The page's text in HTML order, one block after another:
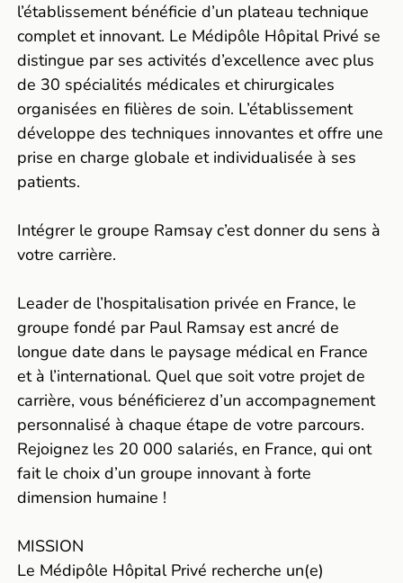
l’établissement bénéficie d’un plateau technique
complet et innovant. Le Médipôle Hôpital Privé se
distingue par ses activités d’excellence avec plus
de 30 spécialités médicales et chirurgicales
organisées en filières de soin. L’établissement
développe des techniques innovantes et offre une
prise en charge globale et individualisée à ses
patients.
Intégrer le groupe Ramsay c’est donner du sens à
votre carrière.
Leader de l’hospitalisation privée en France, le
groupe fondé par Paul Ramsay est ancré de
longue date dans le paysage médical en France
et à l’international. Quel que soit votre projet de
carrière, vous bénéficierez d’un accompagnement
personnalisé à chaque étape de votre parcours.
Rejoignez les 20 000 salariés, en France, qui ont
fait le choix d’un groupe innovant à forte
dimension humaine !
MISSION
Le Médipôle Hôpital Privé recherche un(e)